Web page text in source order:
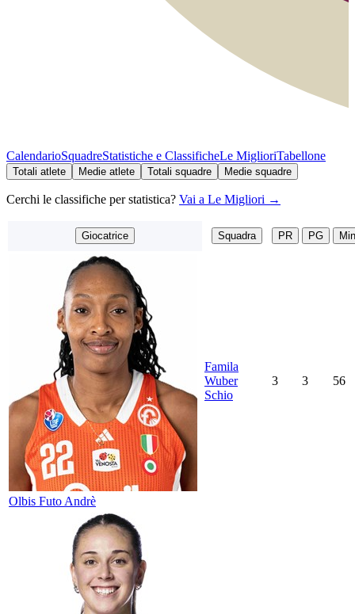
CalendarioSquadreStatistiche e ClassificheLe MiglioriTabellone
Totali atlete Medie atlete Totali squadre Medie squadre
Cerchi le classifiche per statistica? Vai a Le Migliori →
Giocatrice Squadra PR PG Min
Olbis Futo Andrè
Famila
Wuber
Schio
3 3 56